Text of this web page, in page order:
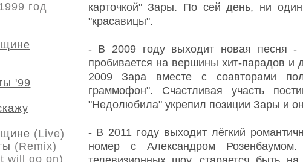
карточкой" Зары. По сей день, ни
"красавицы".
- В 2009 году выходит новая песня -
пробивается на вершины хит-парадов
2009 Зара вместе с соавторами
граммофон". Счастливая участь
"Недолюбила" укрепил позиции Зары и
- В 2011 году выходит лёгкий
номер с Александром
год
'99
(Live)
(Remix)
will go on)